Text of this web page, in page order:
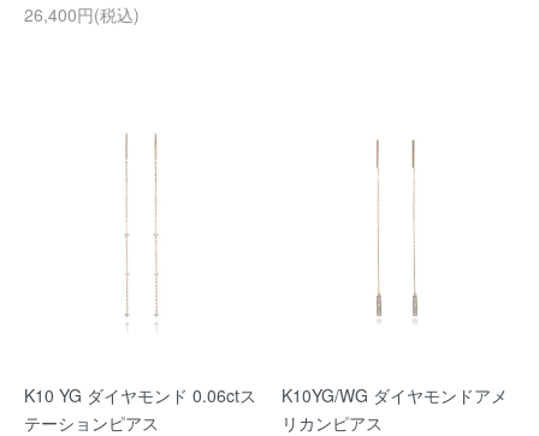
26,400円(税込)
K10 YG ダイヤモンド 0.06ctス
テーションピアス
K10YG/WG ダイヤモンドアメ
リカンピアス